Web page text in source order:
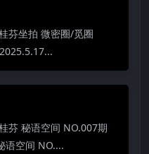
芬坐拍 微密圈/觅圈
芬 秘语空间 NO.007期
语空间 NO....